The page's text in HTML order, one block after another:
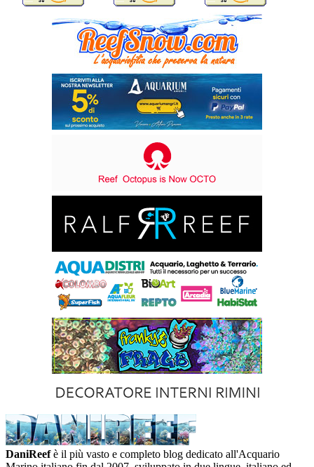
DaniReefè il più vasto e completo blog dedicato all'Acquario